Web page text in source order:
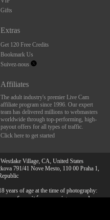
Gifts
Extras
Get 120 Free Credits
Bookmark Us
Suivez-nous
Affiliates
The adult industry's premier Live Cam
affiliate program since 1996. Our expert
team has delivered millions to webmasters
worldwide through top-performing, high-
payout offers for all types of traffic.
Click here to get started
Village, CA, United States
791/41 Nove Mesto, 110 00 Praha 1,
years of age at the time of photography:
conformité aux exigences de